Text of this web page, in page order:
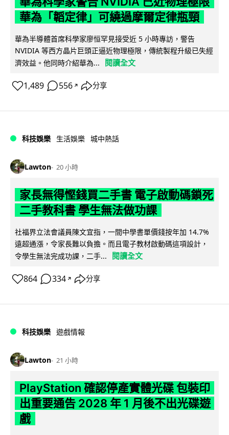
華為「韜定律」可繞過摩爾定律瓶頸
華為半導體首席科學家廖恒罕見接受近 5 小時專訪，警告
NVIDIA 等西方晶片巨頭正逼近物理極限，傳統製程升級已失經
濟效益。他同時介紹華為...
閱讀全文
1,489 556 ↗ 分享
科技娛樂 生活娛樂 城中熱話
Lawton 20 小時
家長無得慳錢買二手書 電子啟動碼鎖死
二手教科書 學生無法做功課
社福界立法會議員陳文宜指，一間中學書單價錢按年加 14.7%
遠超通漲，令家長難以負擔。而且電子教材啟動碼這項設計，
令學生無法完成功課，二手...
閱讀全文
864 334 ↗ 分享
科技娛樂 遊戲情報
Lawton 21 小時
PlayStation 確認停產實體光碟 包裝印
出重要通告 2028 年 1 月後不出光碟遊
戲